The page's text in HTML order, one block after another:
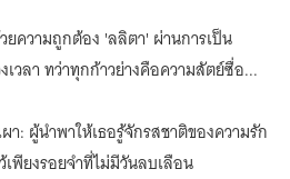
ความถูกต้อง 'ลลิตา' ผ่านการเป็น
เวลา ทว่าทุกก้าวย่างคือความสัตย์ซื่อ...
า: ผู้นำพาให้เธอรู้จักรสชาติของความรัก
พียงรอยจำที่ไม่มีวันลบเลือน